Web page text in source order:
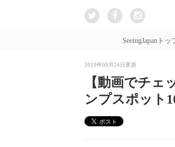
SeeingJapanトッ
2019年08月24日更新
【動画でチェ
ンプスポット